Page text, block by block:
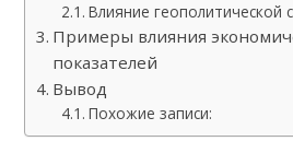
Влияние геополитической
Примеры влияния
показателей
Вывод
Похожие записи: